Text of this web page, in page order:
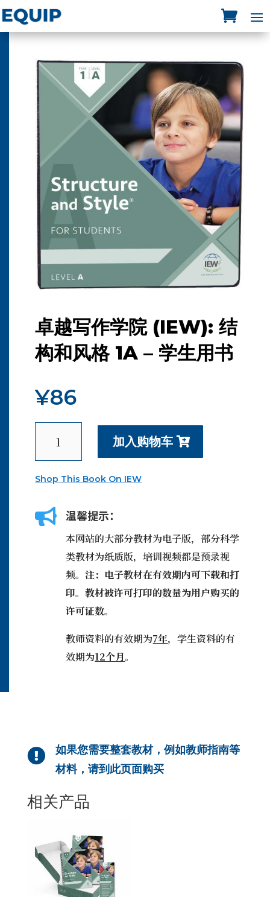
卓越写作学院 (IEW): 结
构和风格 1A – 学生用书
¥86
学
(IEW):
结
加入购物车
Shop This Book On IEW
 温馨提示：
本网站的大部分教材为电子版，部分科学
类教材为纸质版，培训视频都是预录视
频。注：电子教材在有效期内可下载和打
印。教材被许可打印的数量为用户购买的
许可证数。
教师资料的有效期为7年，学生资料的有
效期为12个月。

如果您需要整套教材，例如教师指南等
材料，请到此页面购买
相关产品